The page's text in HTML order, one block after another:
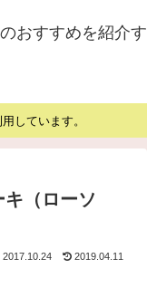
おすすめを紹介す
しています。
（ローソ
2017.10.24 2019.04.11